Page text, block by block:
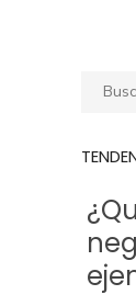
Buscar: